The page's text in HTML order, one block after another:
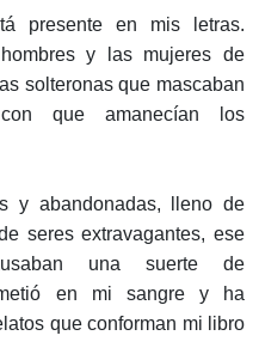
presente en mis letras.
y las mujeres de
solteronas que mascaban
que amanecían los
y abandonadas, lleno de
seres extravagantes, ese
una suerte de
en mi sangre y ha
que conforman mi libro